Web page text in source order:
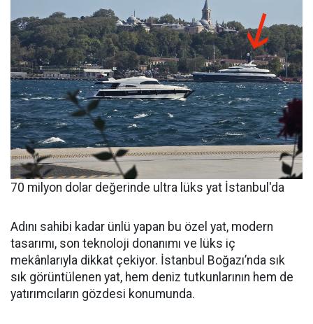
70 milyon dolar değerinde ultra lüks yat İstanbul'da
Adını sahibi kadar ünlü yapan bu özel yat, modern
tasarımı, son teknoloji donanımı ve lüks iç
mekânlarıyla dikkat çekiyor. İstanbul Boğazı’nda sık
sık görüntülenen yat, hem deniz tutkunlarının hem de
yatırımcıların gözdesi konumunda.